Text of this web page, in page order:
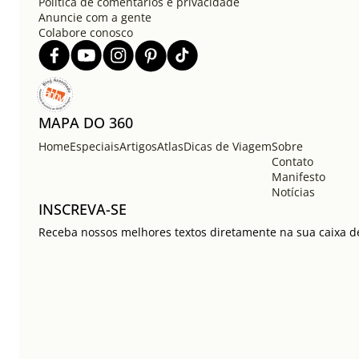
Anuncie com a gente
Colabore conosco
MAPA DO 360
HomeEspeciaisArtigosAtlasDicas de ViagemSobre
Contato
Manifesto
Notícias
INSCREVA-SE
Receba nossos melhores textos diretamente na sua caixa